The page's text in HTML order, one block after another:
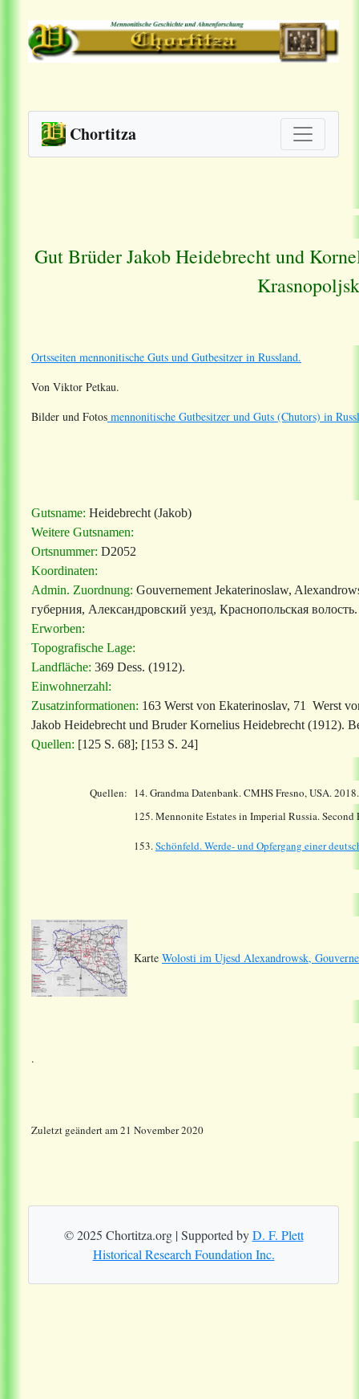
Chortitza
Gut Brüder Jakob Heidebrecht und
Ortsseiten mennonitische Guts und Gutbesitzer in Russland.
Von Viktor Petkau.
Bilder und Fotos mennonitische Gutbesitzer und Guts (Chutors) in
Gutsname: Heidebrecht (Jakob)
Weitere Gutsnamen:
Ortsnummer: D2052
Koordinaten:
Admin. Zuordnung: Gouvernement Jekaterinoslaw,
губерния, Александровский уезд, Краснопольская волость.
Erworben:
Topografische Lage:
Landfläche: 369 Dess. (1912).
Einwohnerzahl:
Zusatzinformationen: 163 Werst von Ekaterinoslav, 71 Werst
Jakob Heidebrecht und Bruder Kornelius Heidebrecht (1912).
Quellen: [125 S. 68]; [153 S. 24]
Quellen: 14.Grandma Datenbank. CMHS Fresno, USA.
125. Mennonite Estates in Imperial Russia.
153.Schönfeld. Werde- und Opfergang einer
Karte Wolosti im Ujesd Alexandrowsk,
.
Zuletzt geändert am 21 November 2020
© 2025 Chortitza.org | Supported byD. F. Plett
Historical Research Foundation Inc.